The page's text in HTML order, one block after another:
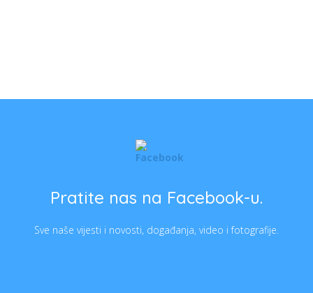
Pratite nas na Facebook-u.
Sve naše vijesti i novosti, događanja, video i fotografije.